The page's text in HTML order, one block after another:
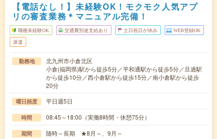
【電話なし！】未経験OK！モクモク人気アプ
リの審査業務＊マニュアル完備！
職種未経験OK 交通費別途支給あり 土日祝日が休み WEB登録OK
派遣
勤務地
北九州市小倉北区
小倉(福岡県)駅から徒歩5分／平和通駅から徒歩5分／旦過駅
から徒歩10分／西小倉駅から徒歩15分／南小倉駅から徒歩
20分
曜日頻度 平日週5日
時間 08:45～18:00（実働8時間・休憩75分）
期間 随時～長期 ★8月～、9月～